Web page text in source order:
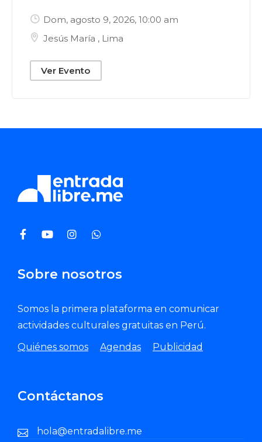
Dom, agosto 9, 2026, 10:00 am
Jesús María , Lima
Ver Evento
Sobre nosotros
Somos la primera plataforma en comunicar
actividades culturales gratuitas en Perú.
Quiénes somos
Agendas Publicidad
Contáctanos
hola@entradalibre.me